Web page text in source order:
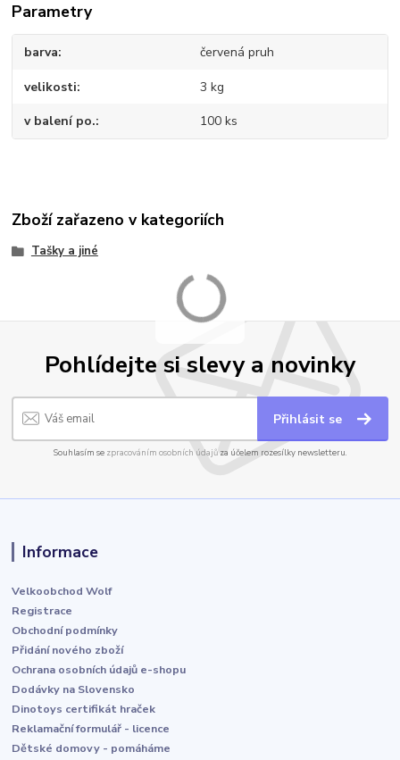
Parametry
barva červená pruh
velikosti 3 kg
v balení po. 100 ks
Zboží zařazeno v kategoriích
Tašky a jiné
Pohlídejte si slevy a novinky
Přihlásit se
Souhlasím se zpracováním osobních údajůza účelem rozesílky newsletteru.
Informace
Velkoobchod Wolf
Registrace
Obchodní podmínky
Přidání nového zboží
Ochrana osobních údajů e-shopu
Dodávky na Slovensko
Dinotoys certifikát hraček
Reklamační formulář - licence
Dětské domovy - pomáháme